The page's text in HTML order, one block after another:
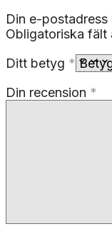
Din e-postadress
Obligatoriska fält
Ditt betyg *
Din recension *